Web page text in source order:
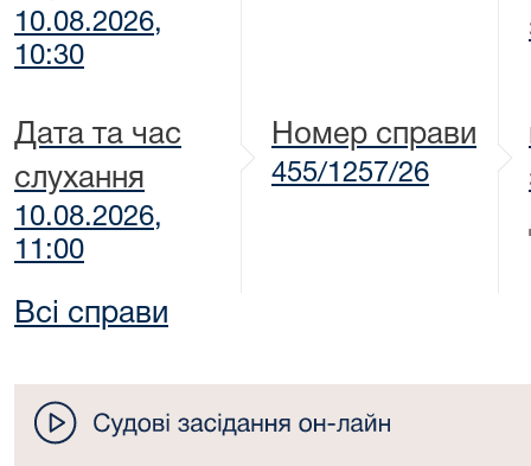
10.08.2026,
10:30
Дата та час
слухання
10.08.2026,
11:00
Номер справи
455/1257/26
Всі справи